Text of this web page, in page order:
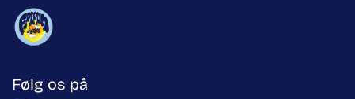
Følg os på